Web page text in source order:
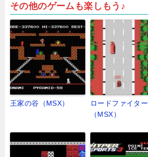
その他のゲームも楽しもう♪
王家の谷（MSX）
ロードファイター
（MSX）